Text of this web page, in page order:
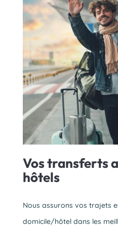
Vos transferts
hôtels
Nous assurons vos trajets
domicile/hôtel dans les